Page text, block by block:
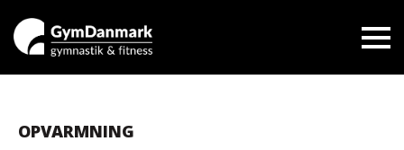
OPVARMNING